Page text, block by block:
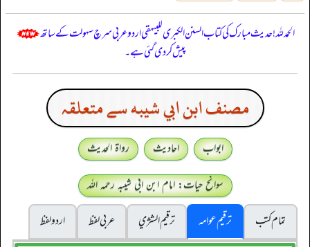
الحمدللہ! حدیث مبارک کی کتاب السنن الكبرى للبيهقي اردو عربی سرچ سہولت کے ساتھ
پیش کر دی گئی ہے۔
مصنف ابن ابي شيبه سے متعلقہ
ابواب احادیث
رواۃ الحدیث
سوانح حیات: امام ابن ابی شیبہ رحمہ اللہ
تمام کتب
ترقیم عوامہ ترقيم الشژي عربی لفظ
اردو لفظ